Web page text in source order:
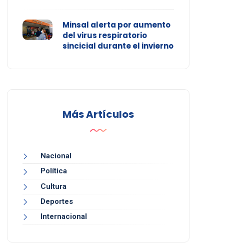
Minsal alerta por aumento
del virus respiratorio
sincicial durante el invierno
Más Artículos
Nacional
Política
Cultura
Deportes
Internacional